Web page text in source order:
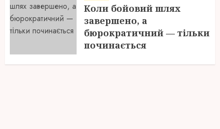
Коли бойовий шлях
завершено, а
бюрократичний — тільки
починається